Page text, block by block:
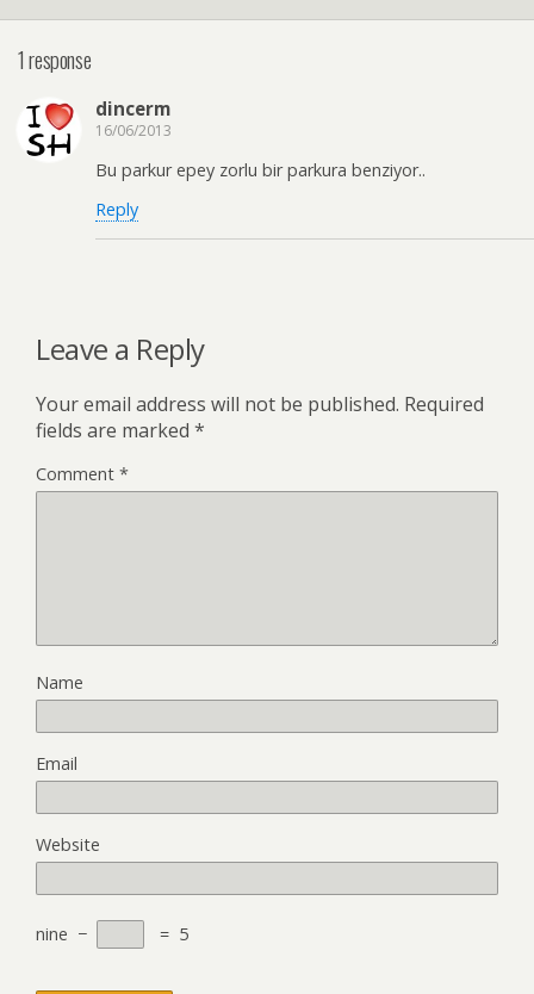
1 response
dincerm
16/06/2013
Bu parkur epey zorlu bir parkura benziyor..
Reply
Leave a Reply
Your email address will not be published. Required
fields are marked *
Comment *
Name
Email
Website
nine − = 5